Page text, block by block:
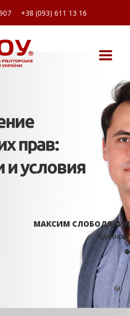
+38 (093) 611 13 16
прав:
и условия
МАКСИМ СЛОБОДЯНИН
Адвокат